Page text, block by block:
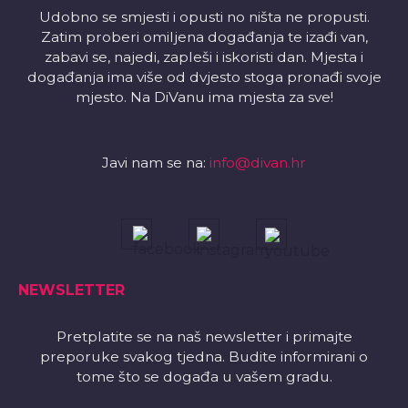
Udobno se smjesti i opusti no ništa ne propusti.
Zatim proberi omiljena događanja te izađi van,
zabavi se, najedi, zapleši i iskoristi dan. Mjesta i
događanja ima više od dvjesto stoga pronađi svoje
mjesto. Na DiVanu ima mjesta za sve!
Javi nam se na: info@divan.hr
NEWSLETTER
Pretplatite se na naš newsletter i primajte
preporuke svakog tjedna. Budite informirani o
tome što se događa u vašem gradu.